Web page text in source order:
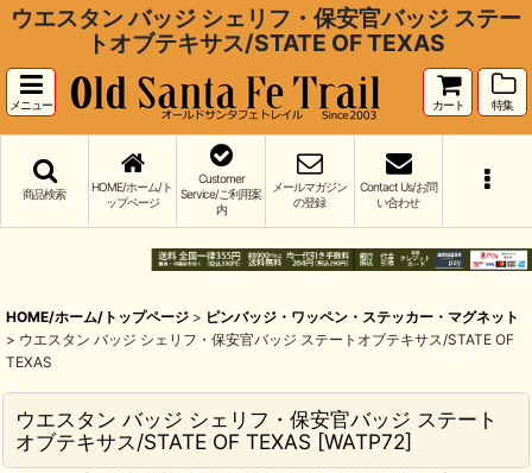
ウエスタン バッジ シェリフ・保安官バッジ ステー
トオブテキサス/STATE OF TEXAS
メニュー カート 特集
商品検索
HOME/ホーム/ト
ップページ
Customer
Service/ご利用案
内
メールマガジン
の登録
Contact Us/お問
い合わせ
HOME/ホーム/トップページ > ピンバッジ・ワッペン・ステッカー・マグネット
> ウエスタン バッジ シェリフ・保安官バッジ ステートオブテキサス/STATE OF
TEXAS
ウエスタン バッジ シェリフ・保安官バッジ ステート
オブテキサス/STATE OF TEXAS [WATP72]